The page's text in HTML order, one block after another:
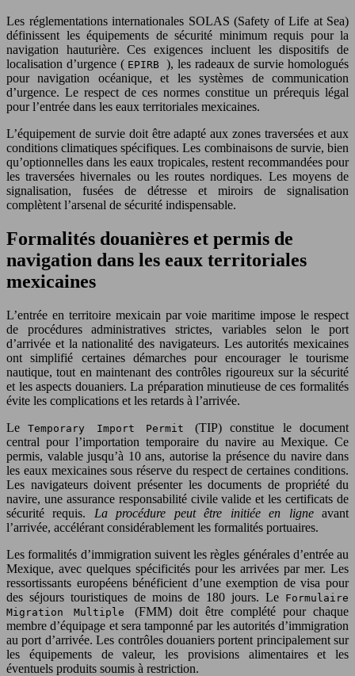
Les réglementations internationales SOLAS (Safety of Life at Sea)
définissent les équipements de sécurité minimum requis pour la
navigation hauturière. Ces exigences incluent les dispositifs de
localisation d’urgence ( EPIRB ), les radeaux de survie homologués
pour navigation océanique, et les systèmes de communication
d’urgence. Le respect de ces normes constitue un prérequis légal
pour l’entrée dans les eaux territoriales mexicaines.
L’équipement de survie doit être adapté aux zones traversées et aux
conditions climatiques spécifiques. Les combinaisons de survie, bien
qu’optionnelles dans les eaux tropicales, restent recommandées pour
les traversées hivernales ou les routes nordiques. Les moyens de
signalisation, fusées de détresse et miroirs de signalisation
complètent l’arsenal de sécurité indispensable.
Formalités douanières et permis de
navigation dans les eaux territoriales
mexicaines
L’entrée en territoire mexicain par voie maritime impose le respect
de procédures administratives strictes, variables selon le port
d’arrivée et la nationalité des navigateurs. Les autorités mexicaines
ont simplifié certaines démarches pour encourager le tourisme
nautique, tout en maintenant des contrôles rigoureux sur la sécurité
et les aspects douaniers. La préparation minutieuse de ces formalités
évite les complications et les retards à l’arrivée.
LeTemporary Import Permit(TIP) constitue le document
central pour l’importation temporaire du navire au Mexique. Ce
permis, valable jusqu’à 10 ans, autorise la présence du navire dans
les eaux mexicaines sous réserve du respect de certaines conditions.
Les navigateurs doivent présenter les documents de propriété du
navire, une assurance responsabilité civile valide et les certificats de
sécurité requis. La procédure peut être initiée en ligneavant
l’arrivée, accélérant considérablement les formalités portuaires.
Les formalités d’immigration suivent les règles générales d’entrée au
Mexique, avec quelques spécificités pour les arrivées par mer. Les
ressortissants européens bénéficient d’une exemption de visa pour
des séjours touristiques de moins de 180 jours. Le Formulaire
Migration Multiple (FMM) doit être complété pour chaque
membre d’équipage et sera tamponné par les autorités d’immigration
au port d’arrivée. Les contrôles douaniers portent principalement sur
les équipements de valeur, les provisions alimentaires et les
éventuels produits soumis à restriction.